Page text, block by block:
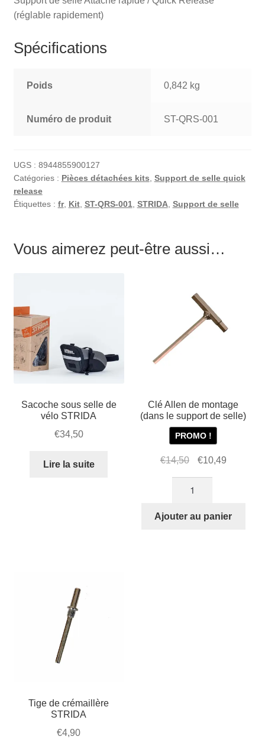
(réglable rapidement)
Spécifications
Poids 0,842 kg
Numéro de produit ST-QRS-001
UGS : 8944855900127
Catégories : Pièces détachées kits Support de selle quick
release
Étiquettes : fr, Kit, ST-QRS-001 STRIDA, Support de selle
Vous aimerez peut-être aussi…
Sacoche sous selle de
vélo STRIDA
€34,50
Lire la suite
Clé Allen de montage
(dans le support de selle)
PROMO !
€14,50
Le
initial
€14,50.
€10,49Le
€10,49.
Clé
Ajouter au panier
Tige de crémaillère
STRIDA
€4,90